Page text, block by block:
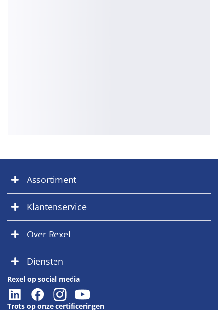
Assortiment
Klantenservice
Over Rexel
Diensten
Rexel op social media
Trots op onze certificeringen